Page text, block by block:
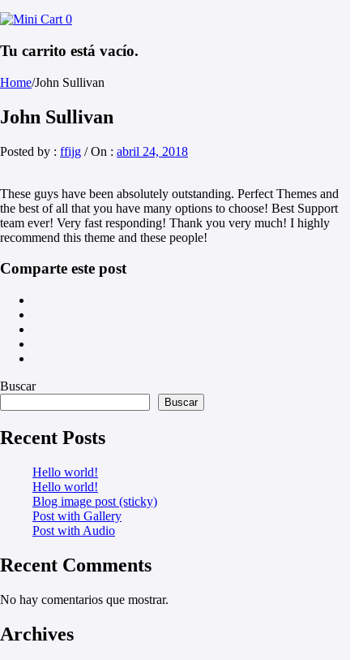
0
Tu carrito está vacío.
Home/John Sullivan
John Sullivan
Posted by : ffijg / On : abril 24, 2018
These guys have been absolutely outstanding. Perfect Themes and
the best of all that you have many options to choose! Best Support
team ever! Very fast responding! Thank you very much! I highly
recommend this theme and these people!
Comparte este post
Buscar
Buscar
Recent Posts
Hello world!
Hello world!
Blog image post (sticky)
Post with Gallery
Post with Audio
Recent Comments
No hay comentarios que mostrar.
Archives